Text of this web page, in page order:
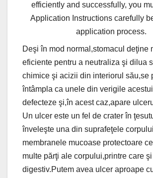
efficiently and successfully, you
Application Instructions carefully
application process.
Deşi în mod normal,stomacul deţine
eficiente pentru a neutraliza şi dilua
chimice şi acizii din interiorul său,se
întâmpla ca unele din verigile
defecteze şi,în acest caz,apare
Un ulcer este un fel de crater în
înveleşte una din suprafeţele
membranele mucoase protectoare
multe părţi ale corpului,printre care şi
digestiv.Putem avea ulcer aproape